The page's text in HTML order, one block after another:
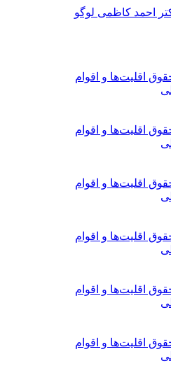
اقلیت‌ها و اقوام
اقلیت‌ها و اقوام
اقلیت‌ها و اقوام
اقلیت‌ها و اقوام
اقلیت‌ها و اقوام
اقلیت‌ها و اقوام